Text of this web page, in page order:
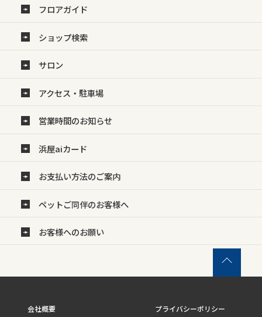
フロアガイド
ショップ検索
サロン
アクセス・駐車場
営業時間のお知らせ
浜屋aiカード
お支払い方法のご案内
ペットご同伴のお客様へ
お客様へのお願い
会社概要 プライバシーポリシー